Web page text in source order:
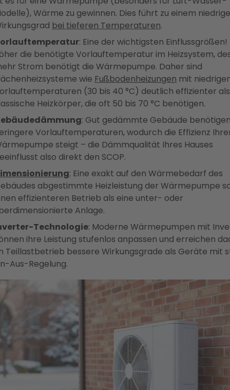
Wärme zu gewinnen. Dies führt zu einem
bei tieferen Temperaturen.
: Eine der wichtigsten Einflussgrößen!
die benötigte Vorlauftemperatur im Heizsystem,
Strom benötigt die Wärmepumpe. Daher sind
wie Fußbodenheizungen mit
(30 bis 40 °C) deutlich effizienter als
Heizkörper, die oft 50 bis 70 °C benötigen.
: Gut gedämmte Gebäude
Vorlauftemperaturen, wodurch die Effizienz
steigt – die Dämmqualität Ihres Hauses
also direkt den SCOP.
: Eine exakt auf den Wärmebedarf des
abgestimmte Heizleistung der Wärmepumpe
effizienteren Betrieb als eine unter- oder
Anlage.
Technologie: Moderne Wärmepumpen mit
ihre Leistung stufenlos anpassen und erreichen
Teillastbetrieb bessere Wirkungsgrade als Geräte mit
Aus-Regelung.